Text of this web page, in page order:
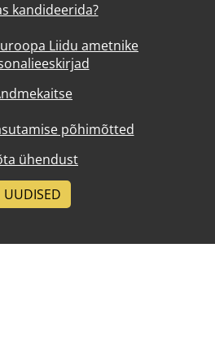
kandideerida?
Liidu ametnike
põhimõtted
ühendust
UUDISED